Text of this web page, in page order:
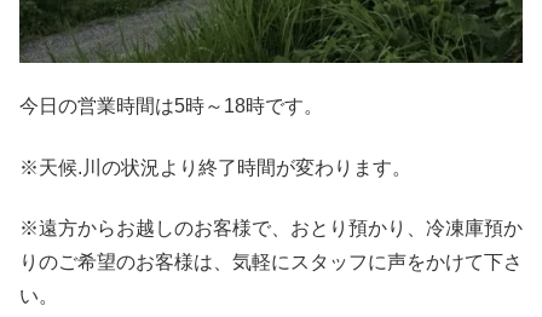
今日の営業時間は5時～18時です。
※天候.川の状況より終了時間が変わります。
※遠方からお越しのお客様で、おとり預かり、冷凍庫預か
りのご希望のお客様は、気軽にスタッフに声をかけて下さ
い。